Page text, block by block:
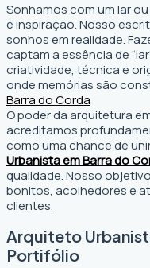
Sonhamos com um lar
e inspiração. Nosso
sonhos em realidade.
captam a essência de
criatividade, técnica e
onde memórias são
Barra do Corda
O poder da arquitetura
acreditamos
como uma chance de
Urbanista em Barra do
qualidade. Nosso
bonitos, acolhedores e
clientes.
Arquiteto
Portifólio